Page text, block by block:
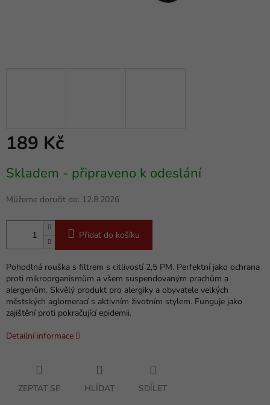
189 Kč
cena:
Skladem - připraveno k odeslání
Můžeme doručit do: 12.8.2026
Přidat do košíku
Pohodlná rouška ​​s filtrem s citlivostí 2,5 PM. Perfektní jako ochrana
proti mikroorganismům a všem suspendovaným prachům a
alergenům. Skvělý produkt pro alergiky a obyvatele velkých
městských aglomerací s aktivním životním stylem. Funguje jako
zajištění proti pokračující epidemii.
Detailní informace
ZEPTAT SE HLÍDAT SDÍLET